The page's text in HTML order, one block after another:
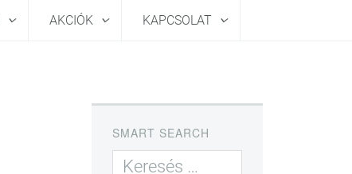
AKCIÓK KAPCSOLAT
SMART SEARCH